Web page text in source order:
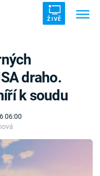
ŽIVĚ
06:00
draho.
k soudu